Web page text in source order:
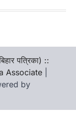
पत्रिका) ::
Associate
by